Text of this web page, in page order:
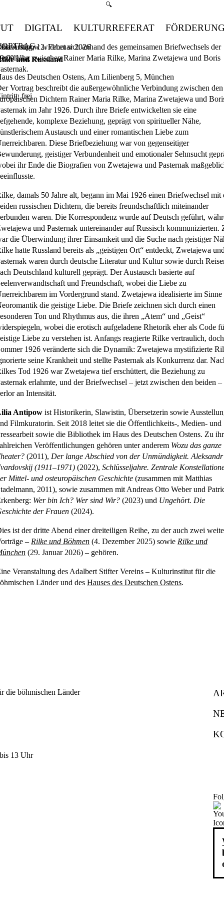
Suchmenü öffnen
🔍
DIGITAL KULTURREFERAT
und Russland
Antipow widmet sich anhand des gemeinsamen Briefwechsels der
zwischen Rainer Maria Rilke, Marina Zwetajewa und Boris
Vortrag beschreibt die außergewöhnliche Verbindung zwischen den
Dichtern Rainer Maria Rilke, Marina Zwetajewa und
im Jahr 1926. Durch ihre Briefe entwickelten sie eine
komplexe Beziehung, geprägt von spiritueller Nähe,
Austausch und einer romantischen Liebe zum
Diese Briefbeziehung war von gegenseitiger
geistiger Verbundenheit und emotionaler Sehnsucht
ihr Ende die Biografien von Zwetajewa und Pasternak
damals 50 Jahre alt, begann im Mai 1926 einen Briefwechsel mit
russischen Dichtern, die bereits freundschaftlich miteinander
waren. Die Korrespondenz wurde auf Deutsch geführt,
und Pasternak untereinander auf Russisch kommunizierten.
die Überwindung ihrer Einsamkeit und die Suche nach geistiger
hatte Russland bereits als „geistigen Ort“ entdeckt, Zwetajewa und
waren durch deutsche Literatur und Kultur sowie durch
Deutschland kulturell geprägt. Der Austausch basierte auf
und Freundschaft, wobei die Liebe zu
im Vordergrund stand. Zwetajewa idealisierte im Sinne
die geistige Liebe. Die Briefe zeichnen sich durch einen
Ton und Rhythmus aus, die ihren „Atem“ und „Geist“
wobei die erotisch aufgeladene Rhetorik eher als Code
Liebe zu verstehen ist. Anfangs reagierte Rilke vertraulich,
1926 veränderte sich die Dynamik: Zwetajewa mystifizierte
seine Krankheit und stellte Pasternak als Konkurrenz dar.
Tod 1926 war Zwetajewa tief erschüttert, die Beziehung zu
erlahmte, und der Briefwechsel – jetzt zwischen den beiden –
an Intensität.
Antipow ist Historikerin, Slawistin, Übersetzerin sowie
Filmkuratorin. Seit 2018 leitet sie die Öffentlichkeits-, Medien- und
sowie die Bibliothek im Haus des Deutschen Ostens. Zu
Veröffentlichungen gehören unter anderem Wozu das ganze
(2011), Der lange Abschied von der Unmündigkeit. Aleksandr
(1911–1971) (2022), Schlüsseljahre. Zentrale
Mittel- und osteuropäischen Geschichte (zusammen mit Matthias
2011), sowie zusammen mit Andreas Otto Weber und
Wer bin Ich? Wer sind Wir? (2023) und Ungehört. Die
der Frauen (2024).
ist der dritte Abend einer dreiteiligen Reihe, zu der auch zwei
– Rilke und Böhmen (4. Dezember 2025) sowie Rilke und
(29. Januar 2026) – gehören.
Veranstaltung des Adalbert Stifter Vereins – Kulturinstitut für die
Länder und des Hauses des Deutschen Ostens.
12. Februar 2026
Uhr
des Deutschen Ostens, Am Lilienberg 5, München
frei
13 Uhr